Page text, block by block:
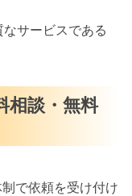
サービスである
相談・無料
で依頼を受け付け